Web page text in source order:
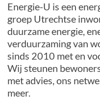
Energie-U is een
groep Utrechtse
duurzame energie,
verduurzaming van
sinds 2010 met en
Wij steunen
met advies, ons
meer.